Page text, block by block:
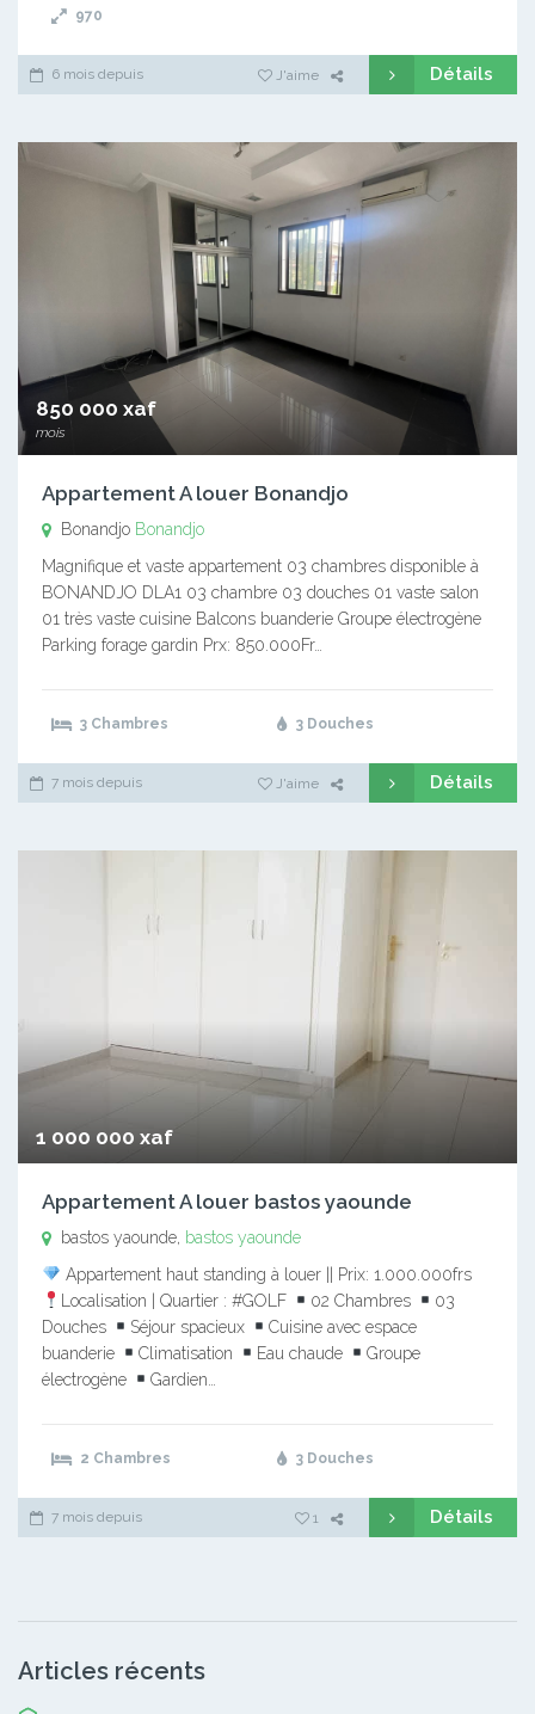
970
6 mois depuis J'aime Détails
850 000 xaf
mois
Appartement A louer Bonandjo
Bonandjo Bonandjo
Magnifique et vaste appartement 03 chambres disponible à
BONANDJO DLA1 03 chambre 03 douches 01 vaste salon
01 très vaste cuisine Balcons buanderie Groupe électrogène
Parking forage gardin Prx: 850.000Fr…
3 Chambres 3 Douches
7 mois depuis J'aime Détails
1 000 000 xaf
Appartement A louer bastos yaounde
bastos yaounde, bastos yaounde
Appartement haut standing à louer || Prix: 1.000.000frs
Localisation | Quartier : #GOLF
02 Chambres
03
Douches
Séjour spacieux
Cuisine avec espace
buanderie
Climatisation Eau chaude
Groupe
électrogène
Gardien…
2 Chambres 3 Douches
7 mois depuis 1 Détails
Articles récents